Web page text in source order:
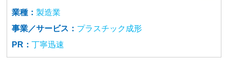
業種： 製造業
事業／サービス： プラスチック成形
PR： 丁寧迅速